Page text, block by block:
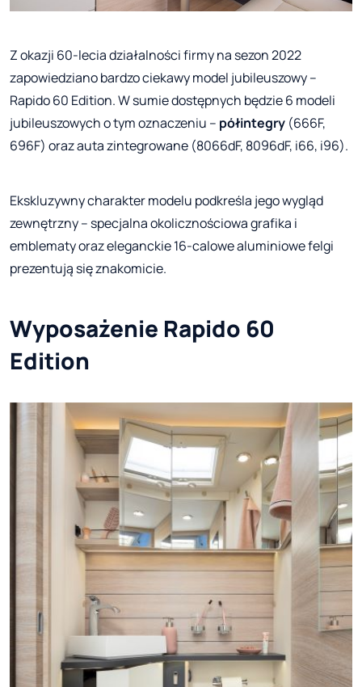
Z okazji 60-lecia działalności firmy na sezon 2022
zapowiedziano bardzo ciekawy model jubileuszowy –
Rapido 60 Edition. W sumie dostępnych będzie 6 modeli
jubileuszowych o tym oznaczeniu – półintegry (666F,
696F) oraz auta zintegrowane (8066dF, 8096dF, i66, i96).
Ekskluzywny charakter modelu podkreśla jego wygląd
zewnętrzny – specjalna okolicznościowa grafika i
emblematy oraz eleganckie 16-calowe aluminiowe felgi
prezentują się znakomicie.
Wyposażenie Rapido 60
Edition